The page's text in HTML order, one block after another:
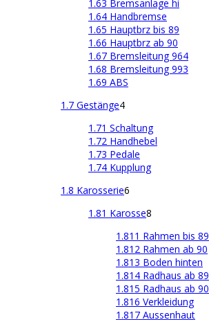
1.63 Bremsanlage hi
1.64 Handbremse
1.65 Hauptbrz bis 89
1.66 Hauptbrz ab 90
1.67 Bremsleitung 964
1.68 Bremsleitung 993
1.69 ABS
1.7 Gestänge4
1.71 Schaltung
1.72 Handhebel
1.73 Pedale
1.74 Kupplung
1.8 Karosserie6
1.81 Karosse8
1.811 Rahmen bis 89
1.812 Rahmen ab 90
1.813 Boden hinten
1.814 Radhaus ab 89
1.815 Radhaus ab 90
1.816 Verkleidung
1.817 Aussenhaut